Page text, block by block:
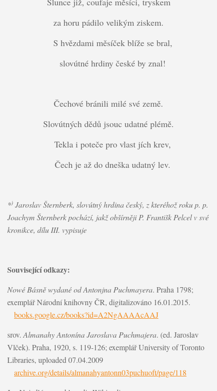
za horu pádilo velikým ziskem.
S hvězdami měsíček blíže se bral,
slovútné hrdiny české by znal!
Čechové bránili milé své země.
Slovútných dědů jsouc udatné plémě.
Tekla i poteče pro vlast jích krev,
Čech je až do dneška udatný lev.
*)Jaroslav Šternberk, slovútný hrdina český, z kteréhož roku p. p.
Joachym Šternberk pochází, jakž obšírněji P. Františk Pelcel v své
kronikce, dílu III. vypisuje
Související odkazy:
Nowé Básně wydané od Antonjna Puchmayera. Praha 1798;
exemplář Národní knihovny ČR, digitalizováno 16.01.2015.
books.google.cz/books?id=A2NgAAAAcAAJ
srov. Almanahy Antonína Jaroslava Puchmajera. (ed. Jaroslav
Vlček). Praha, 1920, s. 119-126; exemplář University of Toronto
Libraries, uploaded 07.04.2009
archive.org/details/almanahyantonn03puchuoft/page/118